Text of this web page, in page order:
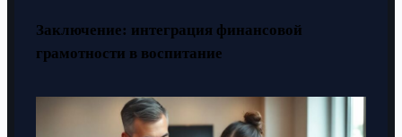
Заключение: интеграция финансовой
грамотности в воспитание